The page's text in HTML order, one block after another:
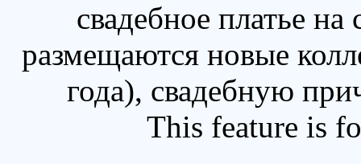
свадебное платье
размещаются новые
года), свадебную
This feature is